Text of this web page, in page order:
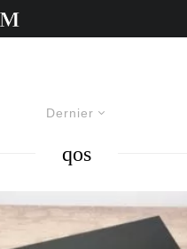
Dernier
qos